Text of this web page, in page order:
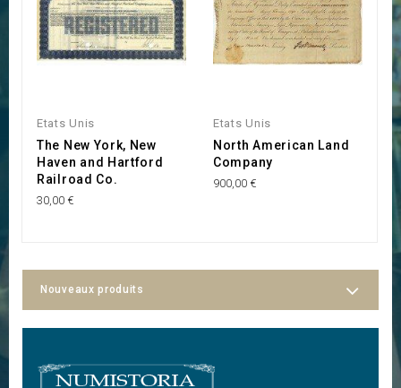
Etats Unis
The New York, New
Haven and Hartford
Railroad Co.
30,00 €
Etats Unis
North American Land
Company
900,00 €
Nouveaux produits